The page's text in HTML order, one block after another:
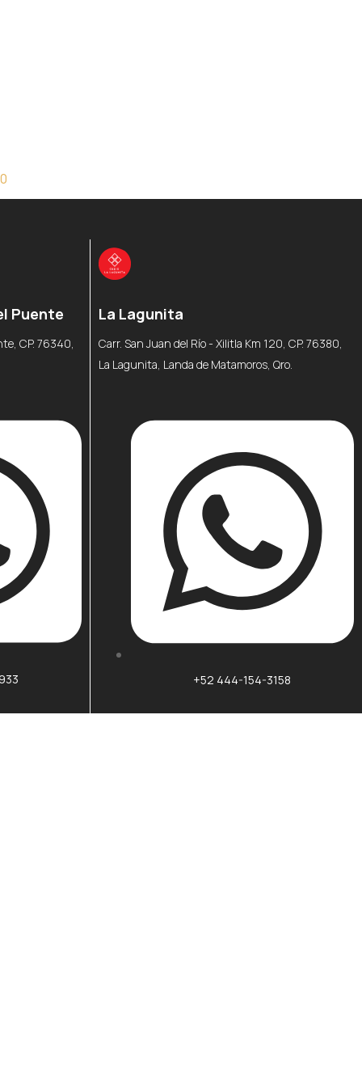
Puente
CP. 76340,
La Lagunita
Carr. San Juan del Río - Xilitla Km 120, CP. 76380,
La Lagunita, Landa de Matamoros, Qro.
+52 444-154-3158